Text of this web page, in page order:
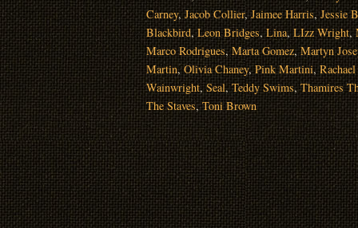
Carney,Jacob Collier,Jaimee Harris, Jessie
Blackbird,Leon Bridges,Lina,LIzz Wright,
Marco Rodrigues,Marta Gomez,Martyn
Martin,Olivia Chaney,Pink Martini,
Wainwright,Seal,Teddy Swims,Thamires
The Staves,Toni Brown